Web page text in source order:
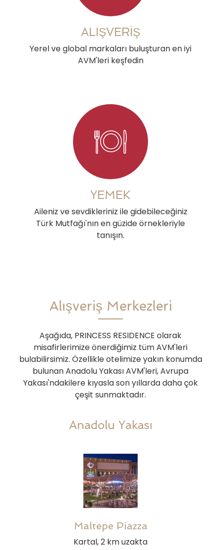
ALIŞVERİŞ
Yerel ve global markaları buluşturan en iyi
AVM'leri keşfedin
YEMEK
Aileniz ve sevdikleriniz ile gidebileceğiniz
Türk Mutfağı'nın en güzide örnekleriyle
tanışın.
Alışveriş Merkezleri
Aşağıda, PRINCESS RESIDENCE olarak
misafirlerimize önerdiğimiz tüm AVM'leri
bulabilirsimiz. Özellikle otelimize yakın konumda
bulunan Anadolu Yakası AVM'leri, Avrupa
Yakası'ndakilere kıyasla son yıllarda daha çok
çeşit sunmaktadır.
Anadolu Yakası
Maltepe Piazza
Kartal, 2 km uzakta